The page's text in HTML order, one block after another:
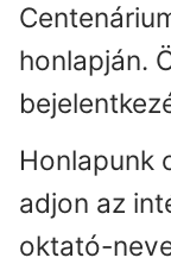
honlapján.
Honlapunk
adjon az
oktató-